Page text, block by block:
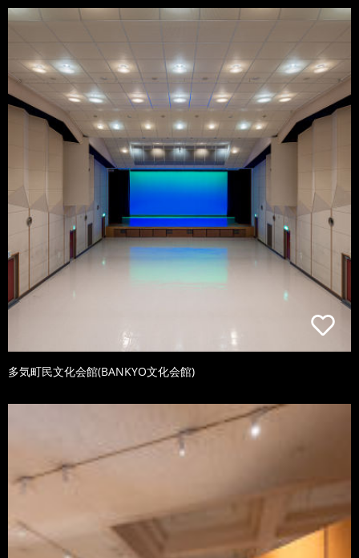
多気町民文化会館(BANKYO文化会館)